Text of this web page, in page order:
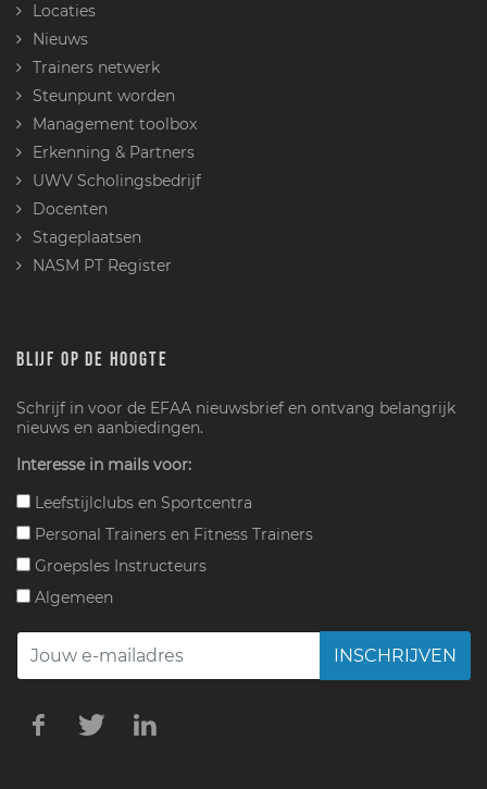
Locaties
Nieuws
Trainers netwerk
Steunpunt worden
Management toolbox
Erkenning & Partners
UWV Scholingsbedrijf
Docenten
Stageplaatsen
NASM PT Register
BLIJF OP DE HOOGTE
Schrijf in voor de EFAA nieuwsbrief en ontvang belangrijk
nieuws en aanbiedingen.
Interesse in mails voor:
Leefstijlclubs en Sportcentra
Personal Trainers en Fitness Trainers
Groepsles Instructeurs
Algemeen
INSCHRIJVEN